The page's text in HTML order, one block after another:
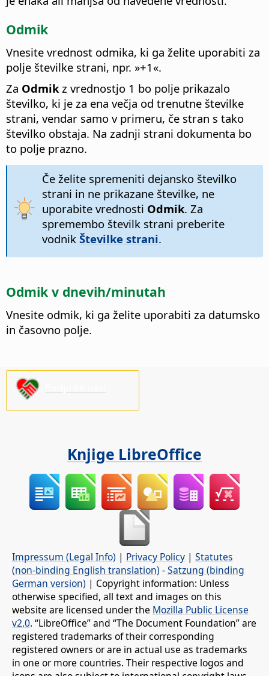
Odmik
Vnesite vrednost odmika, ki ga želite uporabiti za
polje številke strani, npr. »+1«.
Za Odmikz vrednostjo 1 bo polje prikazalo
številko, ki je za ena večja od trenutne številke
strani, vendar samo v primeru, če stran s tako
številko obstaja. Na zadnji strani dokumenta bo
to polje prazno.
Če želite spremeniti dejansko številko
strani in ne prikazane številke, ne
uporabite vrednosti Odmik. Za
spremembo številk strani preberite
vodnik Številke strani.
Odmik v dnevih/minutah
Vnesite odmik, ki ga želite uporabiti za datumsko
in časovno polje.
Knjige LibreOffice
Impressum (Legal Info) | Privacy Policy | Statutes
(non-binding English translation) -Satzung (binding
German version) | Copyright information: Unless
otherwise specified, all text and images on this
website are licensed under the Mozilla Public License
v2.0. “LibreOffice” and “The Document Foundation” are
registered trademarks of their corresponding
registered owners or are in actual use as trademarks
in one or more countries. Their respective logos and